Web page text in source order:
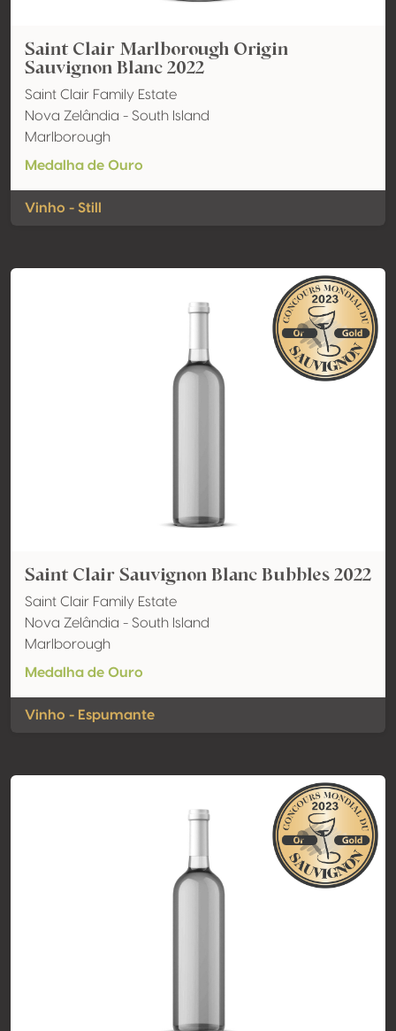
Saint Clair Marlborough Origin
Sauvignon Blanc 2022
Saint Clair Family Estate
Nova Zelândia - South Island
Marlborough
Medalha de Ouro
Vinho - Still
Saint Clair Sauvignon Blanc Bubbles 2022
Saint Clair Family Estate
Nova Zelândia - South Island
Marlborough
Medalha de Ouro
Vinho - Espumante